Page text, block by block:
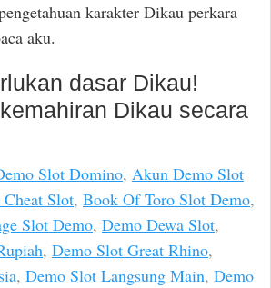
karakter Dikau perkara
aku.
dasar Dikau!
Dikau secara
Slot Domino, Akun Demo Slot
Slot, Book Of Toro Slot Demo,
Slot Demo, Demo Dewa Slot,
, Demo Slot Great Rhino,
, Demo Slot Langsung Main, Demo